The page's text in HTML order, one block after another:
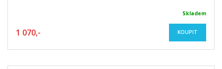
Skladem
1 070,- KOUPIT